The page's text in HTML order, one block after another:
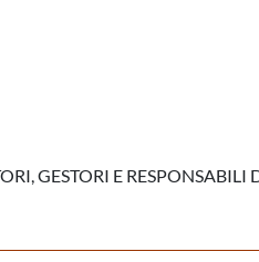
GESTORI E RESPONSABILI